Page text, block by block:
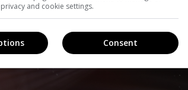
під пісню Rag’n Bone Man «Human»
and cookie settings.
Consent